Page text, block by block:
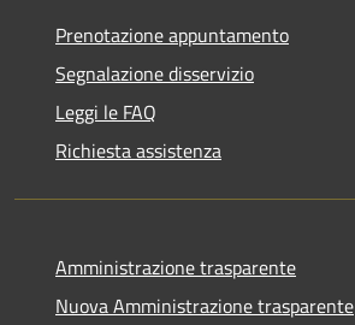
Prenotazione appuntamento
Segnalazione disservizio
Leggi le FAQ
Richiesta assistenza
Amministrazione trasparente
Nuova Amministrazione trasparente